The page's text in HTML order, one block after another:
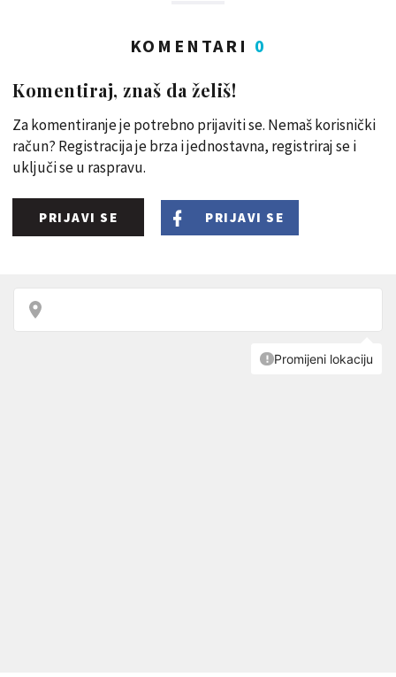
KOMENTARI 0
Komentiraj, znaš da želiš!
Za komentiranje je potrebno prijaviti se. Nemaš korisnički
račun? Registracija je brza i jednostavna, registriraj se i
uključi se u raspravu.
PRIJAVI SE PRIJAVI SE